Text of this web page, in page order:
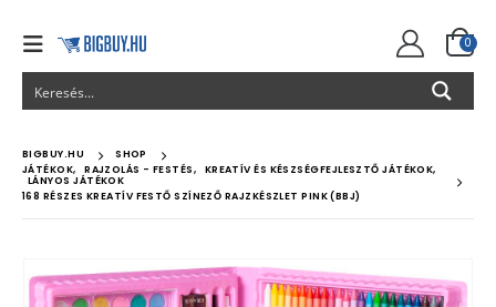
0
BIGBUY.HU
SHOP
JÁTÉKOK, RAJZOLÁS - FESTÉS, KREATÍV ÉS KÉSZSÉGFEJLESZTŐ JÁTÉKOK,
LÁNYOS JÁTÉKOK
168 RÉSZES KREATÍV FESTŐ SZÍNEZŐ RAJZKÉSZLET PINK (BBJ)